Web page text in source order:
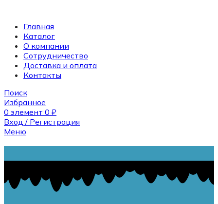
Главная
Каталог
О компании
Сотрудничество
Доставка и оплата
Контакты
Поиск
Избранное
0 элемент 0 ₽
Вход / Регистрация
Меню
0элемент 0₽